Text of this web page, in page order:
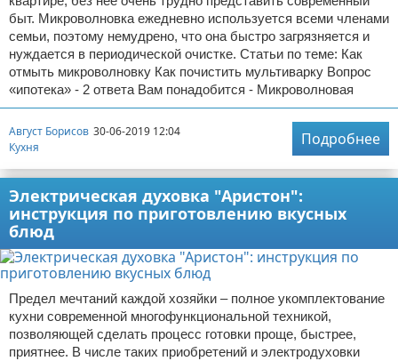
быт. Микроволновка ежедневно используется всеми членами
семьи, поэтому немудрено, что она быстро загрязняется и
нуждается в периодической очистке. Статьи по теме: Как
отмыть микроволновку Как почистить мультиварку Вопрос
«ипотека» - 2 ответа Вам понадобится - Микроволновая
Август Борисов 30-06-2019 12:04
Кухня
Подробнее
Электрическая духовка "Аристон":
инструкция по приготовлению вкусных
блюд
Предел мечтаний каждой хозяйки – полное укомплектование
кухни современной многофункциональной техникой,
позволяющей сделать процесс готовки проще, быстрее,
приятнее. В числе таких приобретений и электродуховки